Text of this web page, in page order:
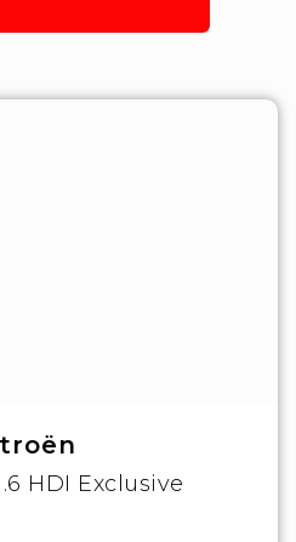
HDI Exclusive